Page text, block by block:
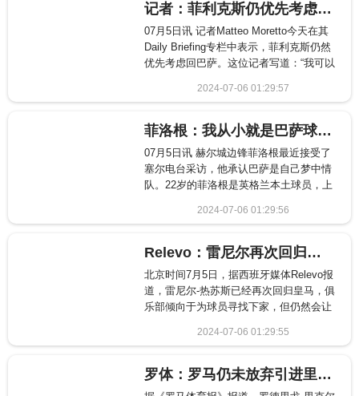
记者：菲利克斯仍优先考虑回巴萨，马竞则优先考虑出售球员
07月5日讯 记者Matteo Moretto今天在其
Daily Briefing专栏中表示，菲利克斯仍然
优先考虑回巴萨。这位记者写道：“我可以
纪人豪尔赫-门德斯询问过他的情况，但目
2024-07-06 01:29:57
2441
菲洛根：我从小就是巴萨球迷，去西甲踢球是梦想但去英超是现实
07月5日讯 赫尔城边锋菲洛根最近接受了
塞尔电台采访，他承认巴萨是自己梦中情
队。22岁的菲洛根是英格兰本土球员，上
12个进球和6次助攻，此前消息称，巴萨
2024-07-06 01:29:56
378
Relevo：雷尼尔再次回归皇马，但俱乐部希望为其寻找下家
北京时间7月5日，据西班牙媒体Relevo报
道，雷尼尔-热苏斯已经再次回归皇马，俱
乐部倾向于为球员寻找下家，但仍然会让
文章节选雷尼尔的问题仍然悬而未决，皇
2024-07-06 01:29:55
1427
罗体：罗马仍未放弃引进里克尔梅，但报价远低于马竞要价